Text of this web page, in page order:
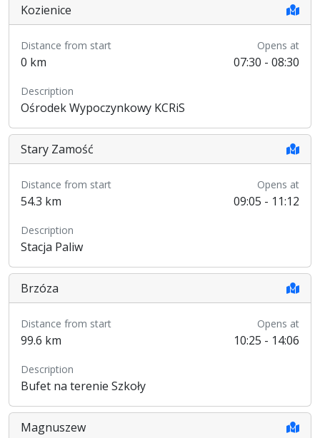
Kozienice
Distance from start
0 km
Opens at
07:30 - 08:30
Description
Ośrodek Wypoczynkowy KCRiS
Stary Zamość
Distance from start
54.3 km
Opens at
09:05 - 11:12
Description
Stacja Paliw
Brzóza
Distance from start
99.6 km
Opens at
10:25 - 14:06
Description
Bufet na terenie Szkoły
Magnuszew